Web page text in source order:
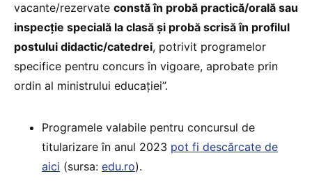
vacante/rezervate constă în probă practică/orală sau
inspecție specială la clasă și probă scrisă în profilul
postului didactic/catedrei, potrivit programelor
specifice pentru concurs în vigoare, aprobate prin
ordin al ministrului educației”.
Programele valabile pentru concursul de
titularizare în anul 2023 pot fi descărcate de
aici (sursa: edu.ro).